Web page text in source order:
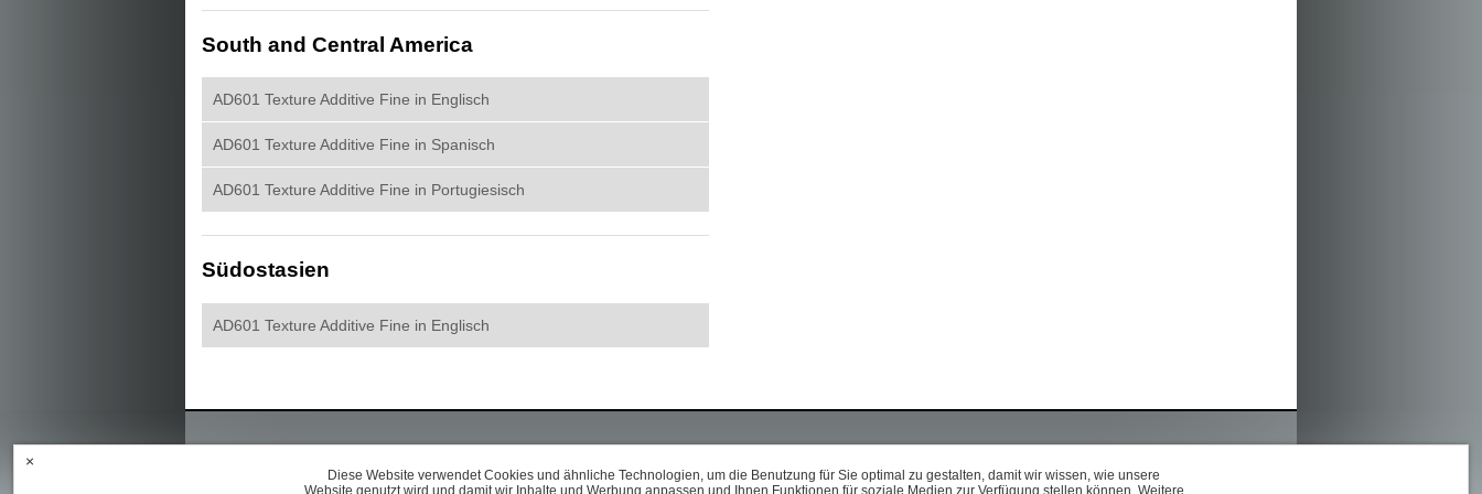
South and Central America
AD601 Texture Additive Fine in Englisch
AD601 Texture Additive Fine in Spanisch
AD601 Texture Additive Fine in Portugiesisch
Südostasien
AD601 Texture Additive Fine in Englisch
Diese Website verwendet Cookies und ähnliche Technologien, um die Benutzung für Sie optimal zu gestalten, damit wir wissen, wie unsere
Website genutzt wird und damit wir Inhalte und Werbung anpassen und Ihnen Funktionen für soziale Medien zur Verfügung stellen können. Weitere
×